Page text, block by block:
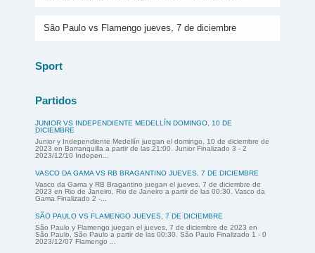
São Paulo vs Flamengo jueves, 7 de diciembre
Sport
Partidos
JUNIOR VS INDEPENDIENTE MEDELLÍN DOMINGO, 10 DE
DICIEMBRE
Junior y Independiente Medellín juegan el domingo, 10 de diciembre de
2023 en Barranquilla a partir de las 21:00. Junior Finalizado 3 - 2
2023/12/10 Indepen...
VASCO DA GAMA VS RB BRAGANTINO JUEVES, 7 DE DICIEMBRE
Vasco da Gama y RB Bragantino juegan el jueves, 7 de diciembre de
2023 en Rio de Janeiro, Rio de Janeiro a partir de las 00:30. Vasco da
Gama Finalizado 2 -...
SÃO PAULO VS FLAMENGO JUEVES, 7 DE DICIEMBRE
São Paulo y Flamengo juegan el jueves, 7 de diciembre de 2023 en
São Paulo, São Paulo a partir de las 00:30. São Paulo Finalizado 1 - 0
2023/12/07 Flamengo ...